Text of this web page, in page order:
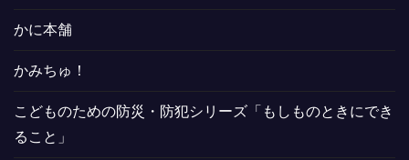
かに本舗
かみちゅ！
こどものための防災・防犯シリーズ「もしものときにでき
ること」